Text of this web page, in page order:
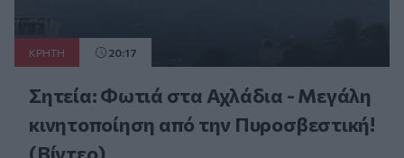
ΚΡΗΤΗ 20:17
Σητεία: Φωτιά στα Αχλάδια - Μεγάλη
κινητοποίηση από την Πυροσβεστική!